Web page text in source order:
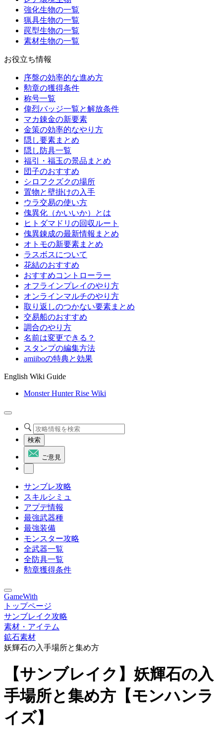
強化生物の一覧
猟具生物の一覧
罠型生物の一覧
素材生物の一覧
お役立ち情報
序盤の効率的な進め方
勲章の獲得条件
称号一覧
偉烈バッジ一覧と解放条件
マカ錬金の新要素
金策の効率的なやり方
隠し要素まとめ
隠し防具一覧
福引・福玉の景品まとめ
団子のおすすめ
シロフクズクの場所
置物と壁掛けの入手
ウラ交易の使い方
傀異化（かいいか）とは
ヒトダマドリの回収ルート
傀異錬成の最新情報まとめ
オトモの新要素まとめ
ラスボスについて
花結のおすすめ
おすすめコントローラー
オフラインプレイのやり方
オンラインマルチのやり方
取り返しのつかない要素まとめ
交易船のおすすめ
調合のやり方
名前は変更できる？
スタンプの編集方法
amiiboの特典と効果
English Wiki Guide
Monster Hunter Rise Wiki
検索
ご意見
サンブレ攻略
スキルシミュ
アプデ情報
最強武器種
最強装備
モンスター攻略
全武器一覧
全防具一覧
勲章獲得条件
GameWith
トップページ
サンブレイク攻略
素材・アイテム
鉱石素材
妖輝石の入手場所と集め方
【サンブレイク】妖輝石の入
手場所と集め方【モンハンラ
イズ】